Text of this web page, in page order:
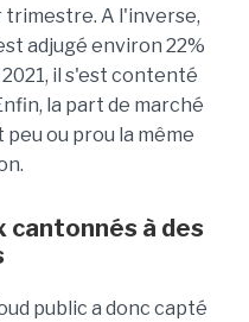
trimestre. A l'inverse,
adjugé environ 22%
il s'est contenté
la part de marché
ou prou la même
cantonnés à des
public a donc capté